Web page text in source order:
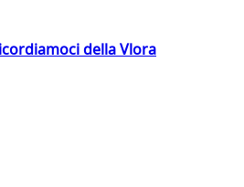
della Vlora